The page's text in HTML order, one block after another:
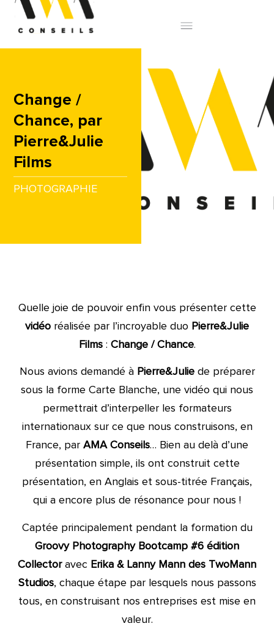
Change /
Chance, par
Pierre&Julie
Films
PHOTOGRAPHIE
Quelle joie de pouvoir enfin vous présenter cette
vidéo réalisée par l’incroyable duo Pierre&Julie
Films: Change / Chance.
Nous avions demandé à Pierre&Juliede préparer
sous la forme Carte Blanche, une vidéo qui nous
permettrait d’interpeller les formateurs
internationaux sur ce que nous construisons, en
France, par AMA Conseils… Bien au delà d’une
présentation simple, ils ont construit cette
présentation, en Anglais et sous-titrée Français,
qui a encore plus de résonance pour nous !
Captée principalement pendant la formation du
Groovy Photography Bootcamp #6 édition
Collectoravec Erika & Lanny Mann des TwoMann
Studios, chaque étape par lesquels nous passons
tous, en construisant nos entreprises est mise en
valeur.